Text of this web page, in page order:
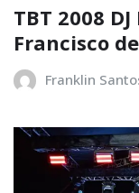
TBT 2008
Francisco
Franklin